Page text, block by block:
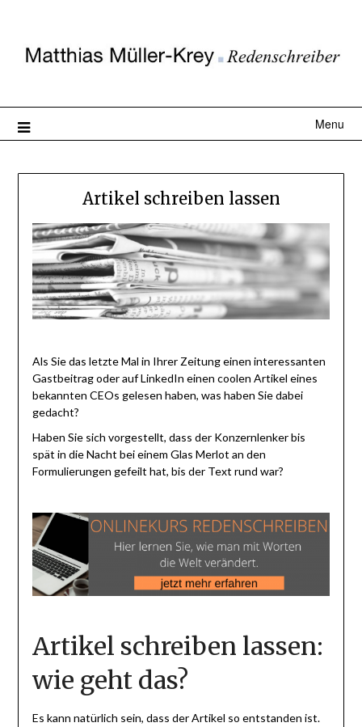
Menu
Artikel schreiben lassen
Als Sie das letzte Mal in Ihrer Zeitung einen interessanten
Gastbeitrag oder auf LinkedIn einen coolen Artikel eines
bekannten CEOs gelesen haben, was haben Sie dabei
gedacht?
Haben Sie sich vorgestellt, dass der Konzernlenker bis
spät in die Nacht bei einem Glas Merlot an den
Formulierungen gefeilt hat, bis der Text rund war?
Artikel schreiben lassen:
wie geht das?
Es kann natürlich sein, dass der Artikel so entstanden ist.